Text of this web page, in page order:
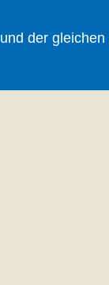
der gleichen